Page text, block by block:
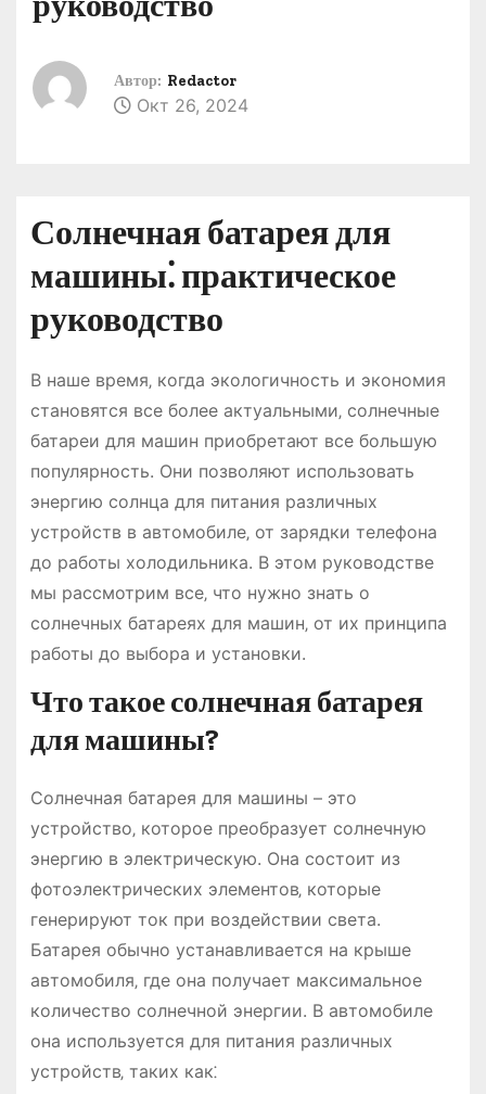
Автор: Redactor
Окт 26, 2024
Солнечная батарея для
машины⁚ практическое
руководство
В наше время‚ когда экологичность и экономия
становятся все более актуальными‚ солнечные
батареи для машин приобретают все большую
популярность. Они позволяют использовать
энергию солнца для питания различных
устройств в автомобиле‚ от зарядки телефона
до работы холодильника. В этом руководстве
мы рассмотрим все‚ что нужно знать о
солнечных батареях для машин‚ от их принципа
работы до выбора и установки.
Что такое солнечная батарея
для машины?
Солнечная батарея для машины – это
устройство‚ которое преобразует солнечную
энергию в электрическую. Она состоит из
фотоэлектрических элементов‚ которые
генерируют ток при воздействии света.
Батарея обычно устанавливается на крыше
автомобиля‚ где она получает максимальное
количество солнечной энергии. В автомобиле
она используется для питания различных
устройств‚ таких как⁚